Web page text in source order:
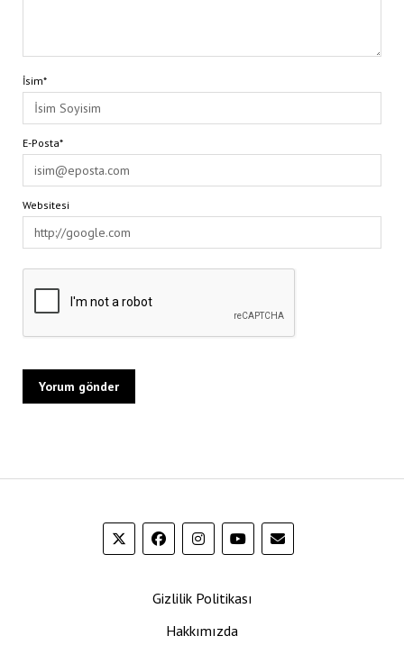
İsim*
E-Posta*
Websitesi
Gizlilik Politikası
Hakkımızda